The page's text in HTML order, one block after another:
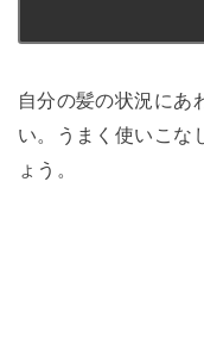
自分の髪の状況にあ
い。うまく使いこな
ょう。